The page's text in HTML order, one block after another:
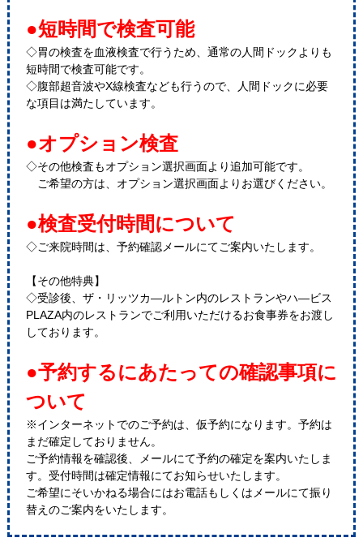
●短時間で検査可能
◇胃の検査を血液検査で行うため、通常の人間ドックよりも
短時間で検査可能です。
◇腹部超音波やX線検査なども行うので、人間ドックに必要
な項目は満たしています。
●オプション検査
◇その他検査もオプション選択画面より追加可能です。
ご希望の方は、オプション選択画面よりお選びください。
●検査受付時間について
◇ご来院時間は、予約確認メールにてご案内いたします。
【その他特典】
◇受診後、ザ・リッツカ―ルトン内のレストランやハ―ビス
PLAZA内のレストランでご利用いただけるお食事券をお渡し
しております。
●予約するにあたっての確認事項に
ついて
※インターネットでのご予約は、仮予約になります。予約は
まだ確定しておりません。
ご予約情報を確認後、メールにて予約の確定を案内いたしま
す。受付時間は確定情報にてお知らせいたします。
ご希望にそいかねる場合にはお電話もしくはメールにて振り
替えのご案内をいたします。